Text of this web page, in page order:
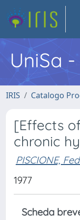
UniSa -
IRIS Catalogo
[Effects
chronic
PISCIONE,
1977
Scheda